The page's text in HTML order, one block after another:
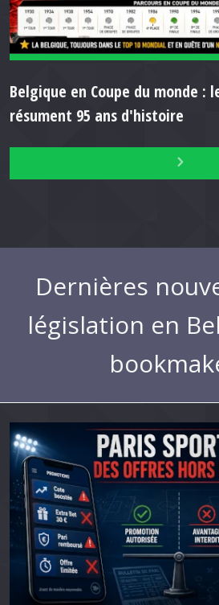
Belgique en Coupe du monde :
résument 95 ans d'histoire
Dernières
législation en